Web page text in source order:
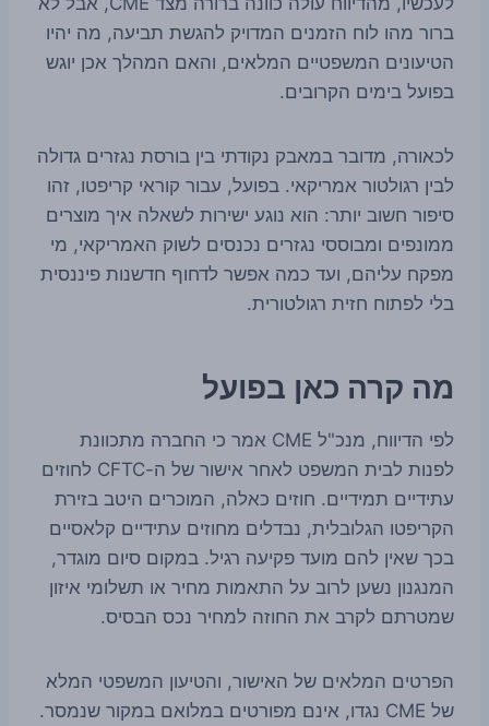
ברור מהו לוח הזמנים המדויק להגשת תביעה, מה יהיו
הטיעונים המשפטיים המלאים, והאם המהלך אכן יוגש
בפועל בימים הקרובים.
לכאורה, מדובר במאבק נקודתי בין בורסת נגזרים גדולה
לבין רגולטור אמריקאי. בפועל, עבור קוראי קריפטו, זהו
סיפור חשוב יותר: הוא נוגע ישירות לשאלה איך מוצרים
ממונפים ומבוססי נגזרים נכנסים לשוק האמריקאי, מי
מפקח עליהם, ועד כמה אפשר לדחוף חדשנות פיננסית
בלי לפתוח חזית רגולטורית.
מה קרה כאן בפועל
לפי הדיווח, מנכ"ל CME אמר כי החברה מתכוונת
לפנות לבית המשפט לאחר אישור של ה-CFTC לחוזים
עתידיים תמידיים. חוזים כאלה, המוכרים היטב בזירת
הקריפטו הגלובלית, נבדלים מחוזים עתידיים קלאסיים
בכך שאין להם מועד פקיעה רגיל. במקום סיום מוגדר,
המנגנון נשען לרוב על התאמות מחיר או תשלומי איזון
שמטרתם לקרב את החוזה למחיר נכס הבסיס.
הפרטים המלאים של האישור, והטיעון המשפטי המלא
של CME נגדו, אינם מפורטים במלואם במקור שנמסר.